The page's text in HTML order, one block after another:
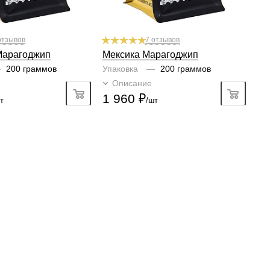
200 граммов
7 отзывов
Мексика Марагоджип
Упаковка —
200 граммов
Описание
1 960 ₽/шт